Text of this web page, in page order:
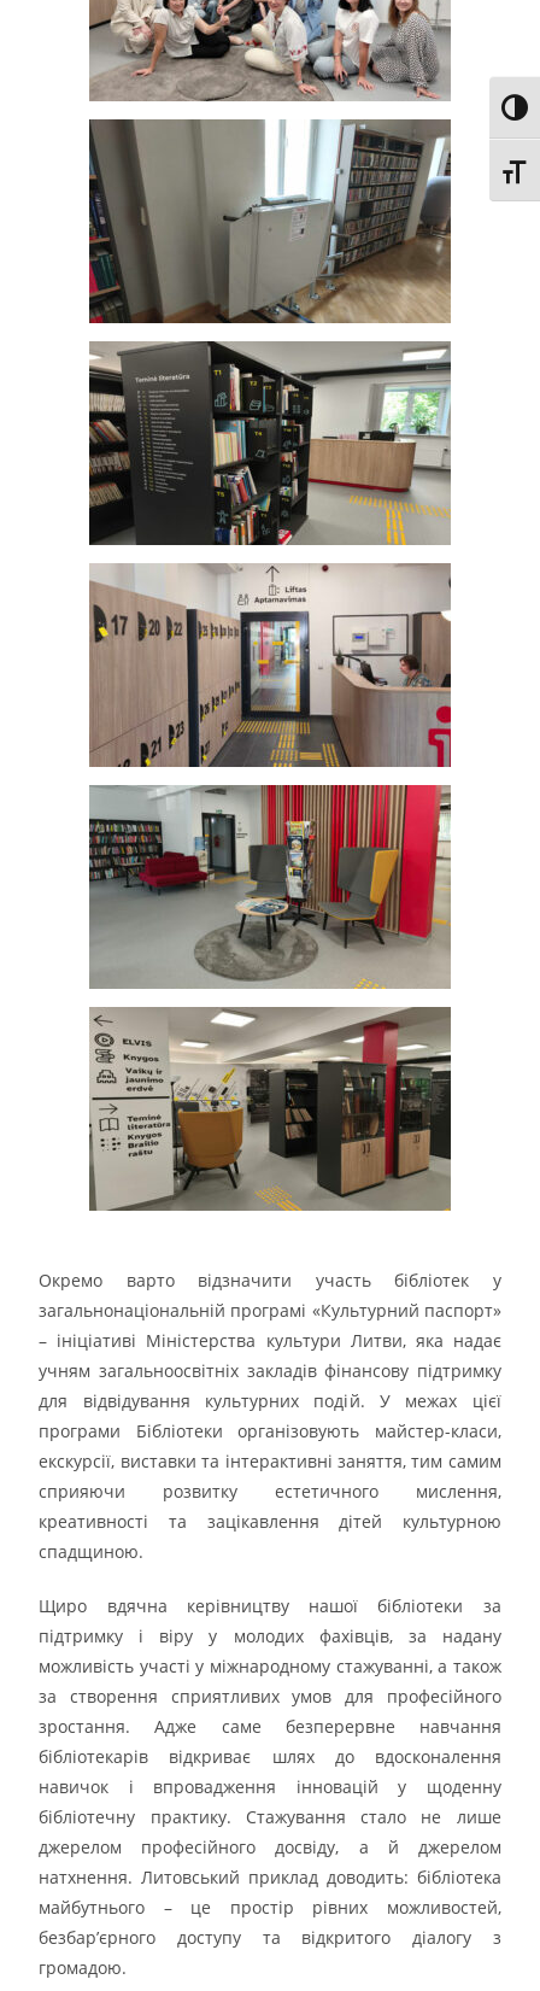
Окремо варто відзначити участь бібліотек у
загальнонаціональній програмі «Культурний паспорт»
– ініціативі Міністерства культури Литви, яка надає
учням загальноосвітніх закладів фінансову підтримку
для відвідування культурних подій. У межах цієї
програми Бібліотеки організовують майстер-класи,
екскурсії, виставки та інтерактивні заняття, тим самим
сприяючи розвитку естетичного мислення,
креативності та зацікавлення дітей культурною
спадщиною.
Щиро вдячна керівництву нашої бібліотеки за
підтримку і віру у молодих фахівців, за надану
можливість участі у міжнародному стажуванні, а також
за створення сприятливих умов для професійного
зростання. Адже саме безперервне навчання
бібліотекарів відкриває шлях до вдосконалення
навичок і впровадження інновацій у щоденну
бібліотечну практику. Стажування стало не лише
джерелом професійного досвіду, а й джерелом
натхнення. Литовський приклад доводить: бібліотека
майбутнього – це простір рівних можливостей,
безбар’єрного доступу та відкритого діалогу з
громадою.